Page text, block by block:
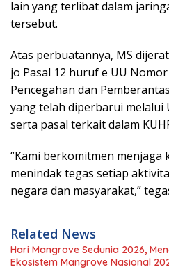
lain yang terlibat dalam
tersebut.
Atas perbuatannya, MS
jo Pasal 12 huruf e UU
Pencegahan dan
yang telah diperbarui melalui
serta pasal terkait dalam
“Kami berkomitmen menjaga
menindak tegas setiap
negara dan masyarakat,”
Related News
Hari Mangrove Sedunia 2026,
Ekosistem Mangrove Nasional